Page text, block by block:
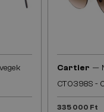
Cartier —
CT0398S -
335 000 Ft